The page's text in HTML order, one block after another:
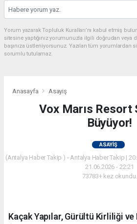
Yorum yazarak Topluluk Kuralları’nı kabul etmiş
sitesine yaptığınız yorumunuzla ilgili doğrudan veya
başınıza üstleniyorsunuz. Yazılan tüm yorumlardan
sorumlu tutulamaz.
Anasayfa Asayiş
Vox Marıs Resort
Büyüyor!
ASAYIŞ
(Antalya Haber Takip ) - Antalya Haber Takip |
21.06.2026 - 22:21
73783+ kez okundu.
Kaçak Yapılar, Gürültü Kirliliği ve